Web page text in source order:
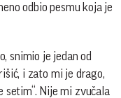
odbio pesmu koja je
snimio je jedan od
i zato mi je drago,
setim“. Nije mi zvučala